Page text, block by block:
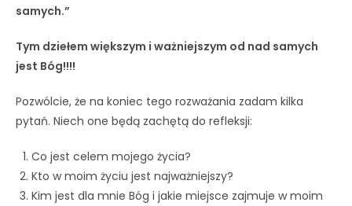
samych.”
Tym dziełem większym i ważniejszym od nad samych
jest Bóg!!!!
Pozwólcie, że na koniec tego rozważania zadam kilka
pytań. Niech one będą zachętą do refleksji:
Co jest celem mojego życia?
Kto w moim życiu jest najważniejszy?
Kim jest dla mnie Bóg i jakie miejsce zajmuje w moim